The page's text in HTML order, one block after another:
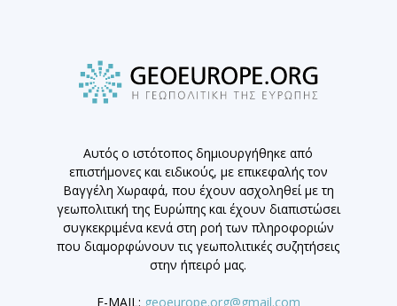
Αυτός ο ιστότοπος δημιουργήθηκε από
επιστήμονες και ειδικούς, με επικεφαλής τον
Βαγγέλη Χωραφά, που έχουν ασχοληθεί με τη
γεωπολιτική της Ευρώπης και έχουν διαπιστώσει
συγκεκριμένα κενά στη ροή των πληροφοριών
που διαμορφώνουν τις γεωπολιτικές συζητήσεις
στην ήπειρό μας.
E-MAIL: geoeurope.org@gmail.com